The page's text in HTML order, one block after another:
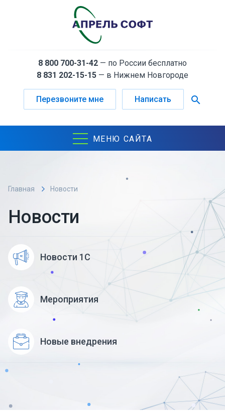
8 800 700-31-42 — по России бесплатно
8 831 202-15-15 — в Нижнем Новгороде
Перезвоните мне Написать search
МЕНЮ САЙТА
Главная Новости
Новости
Новости 1С
Мероприятия
Новые внедрения